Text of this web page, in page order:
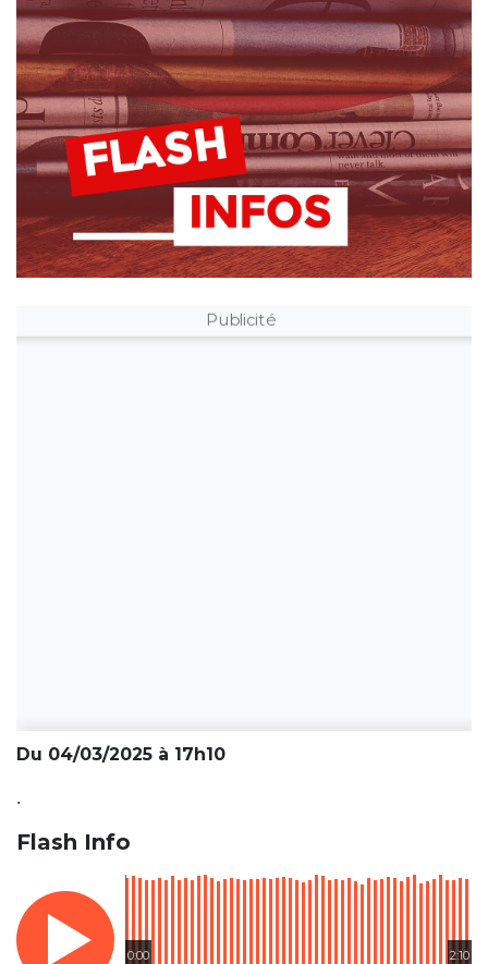
Publicité
Du 04/03/2025 à 17h10
.
Flash Info
0:00 2:10